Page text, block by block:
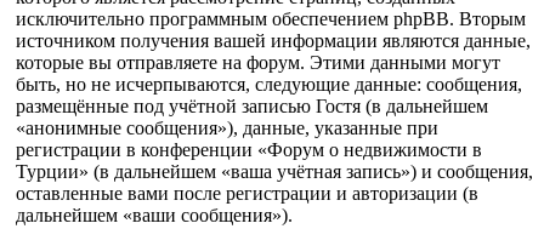
исключительно программным обеспечением phpBB. Вторым
источником получения вашей информации являются данные,
которые вы отправляете на форум. Этими данными могут
быть, но не исчерпываются, следующие данные: сообщения,
размещённые под учётной записью Гостя (в дальнейшем
«анонимные сообщения»), данные, указанные при
регистрации в конференции «Форум о недвижимости в
Турции» (в дальнейшем «ваша учётная запись») и сообщения,
оставленные вами после регистрации и авторизации (в
дальнейшем «ваши сообщения»).